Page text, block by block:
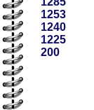
1253
1240
1225
200